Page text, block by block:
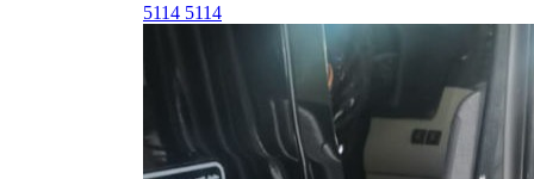
5114 5114